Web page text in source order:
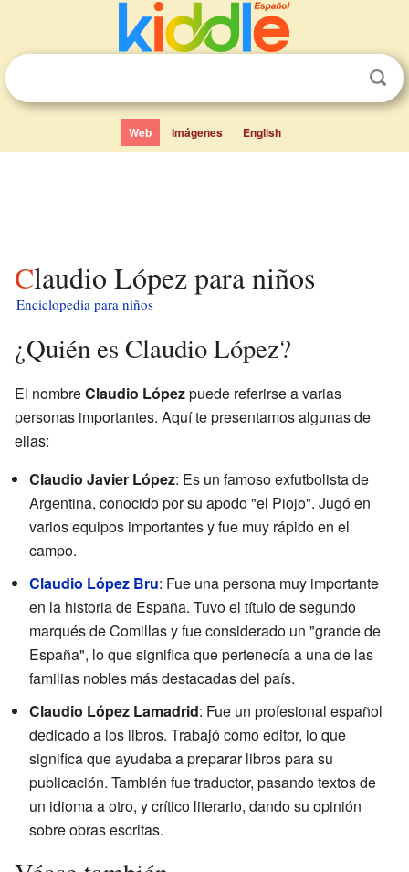
Web Imágenes English
Claudio López para niños
Enciclopedia para niños
¿Quién es Claudio López?
El nombreClaudio Lópezpuede referirse a varias
personas importantes. Aquí te presentamos algunas de
ellas:
Claudio Javier López: Es un famoso exfutbolista de
Argentina, conocido por su apodo "el Piojo". Jugó en
varios equipos importantes y fue muy rápido en el
campo.
Claudio López Bru: Fue una persona muy importante
en la historia de España. Tuvo el título de segundo
marqués de Comillas y fue considerado un "grande de
España", lo que significa que pertenecía a una de las
familias nobles más destacadas del país.
Claudio López Lamadrid: Fue un profesional español
dedicado a los libros. Trabajó como editor, lo que
significa que ayudaba a preparar libros para su
publicación. También fue traductor, pasando textos de
un idioma a otro, y crítico literario, dando su opinión
sobre obras escritas.